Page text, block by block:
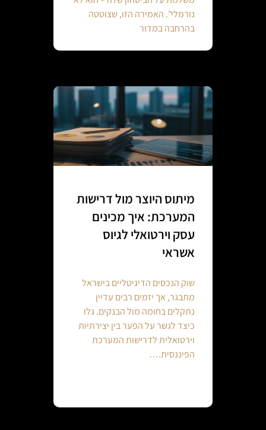
נורמלי". האמירה הזו, שצוטטה
בהרחבה במדור
מיתוס היוצר מול דרישות
המערכת: איך מכינים
עסק וירטואלי לגיוס
אשראי
שוק הנכסים הדיגיטליים בישראל
מתבגר, אך יזמים רבים עדיין
נתקלים בחומה מול הבנקים. גלו
כיצד לגשר על הפער בין יצירתיות
וירטואלית לדרישות המערכת
הפיננסית.…